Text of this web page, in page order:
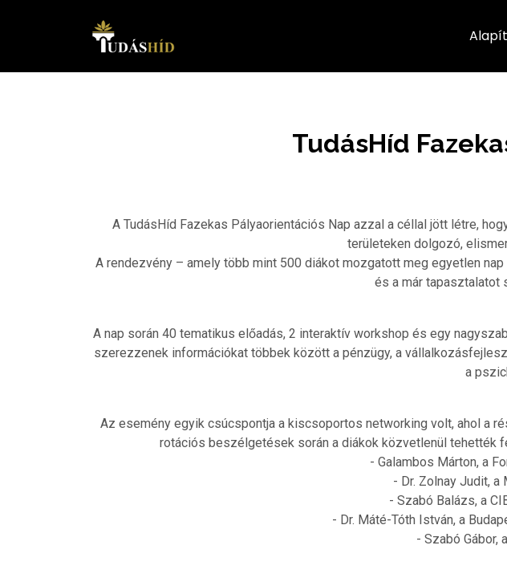
TudásHíd
A TudásHíd Fazekas Pályaorientációs Nap azzal a céllal jött létre,
területeken dolgozó,
A rendezvény – amely több mint 500 diákot mozgatott meg egyetlen
és a már
A nap során 40 tematikus előadás, 2 interaktív workshop és egy
szerezzenek információkat többek között a pénzügy, a
a
Az esemény egyik csúcspontja a kiscsoportos networking volt, ahol a
rotációs beszélgetések során a diákok közvetlenül tehették
- Galambos Márton, a
- Dr. Zolnay Judit,
- Szabó Balázs, a
- Dr. Máté-Tóth István, a
- Szabó